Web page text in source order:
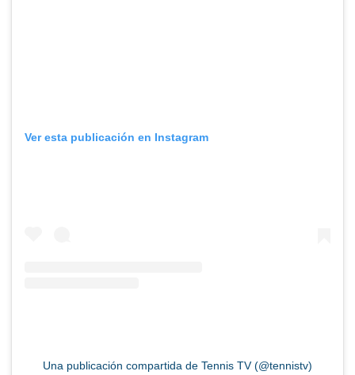
Ver esta publicación en Instagram
Una publicación compartida de Tennis TV (@tennistv)